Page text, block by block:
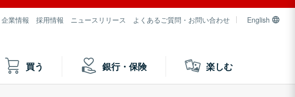
企業情報 採用情報 ニュースリリース よくあるご質問・お問い合わせ English
買う 銀行・保険 楽しむ